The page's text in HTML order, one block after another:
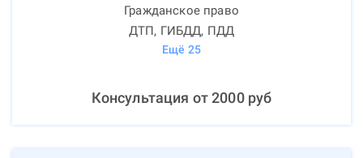
Гражданское право
ДТП, ГИБДД, ПДД
Ещё 25
Консультация от2000руб